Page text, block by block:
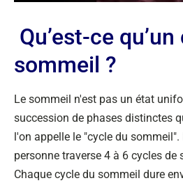
Qu’est-ce
sommeil ?
Le sommeil n'est pas un état
succession de phases distinctes
l'on appelle le "cycle du sommeil".
personne traverse 4 à 6 cycles de
Chaque cycle du sommeil dure